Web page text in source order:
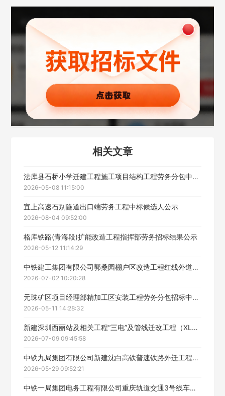
相关文章
法库县石桥小学迁建工程施工项目结构工程劳务分包中标候选人公示
2026-05-08 11:15:00
宜上高速石别隧道出口端劳务工程中标候选人公示
2026-08-04 09:52:00
格库铁路(青海段)扩能改造工程指挥部劳务招标结果公示
2026-05-12 11:14:29
中铁建工集团有限公司郭桑园棚户区改造工程红线外道路维护施工劳务分包工程中标候选人公示
2026-07-02 10:20:28
元珠矿区项目经理部精加工区安装工程劳务分包招标中标候选人公示
2026-05-11 14:28:32
新建深圳西丽站及相关工程“三电”及管线迁改工程（XLQG-2标）公开招标（劳务分包）中标候选人公示
2026-07-09 09:45:58
中铁九局集团有限公司新建沈白高铁普速铁路外迁工程人行步道板与硬化面工程劳务分包中标候选人公示
2026-05-29 09:52:21
中铁一局集团电务工程有限公司重庆轨道交通3号线车站墙砖等设施专项维修委外项目劳务分包中标候选人公示
公司名称
公司所在地
请选择省市
联系方式
填写联系电话后会有服务中心的工作人员给您致电！